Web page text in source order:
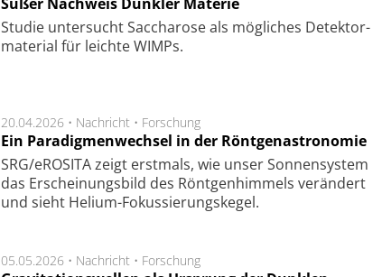
Studie unter­sucht Saccha­ro­se als mög­li­ches De­tek­tor­
ma­te­rial für leich­te WIMPs.
20.04.2026 • Nachricht • Forschung
Ein Paradigmenwechsel in der Röntgenastronomie
SRG/eROSITA zeigt erst­mals, wie unser Son­nen­sys­tem
das Er­schei­nungs­bild des Rönt­gen­him­mels ver­än­dert
und sieht Helium-Fokus­sie­rungs­ke­gel.
05.05.2026 • Nachricht • Forschung